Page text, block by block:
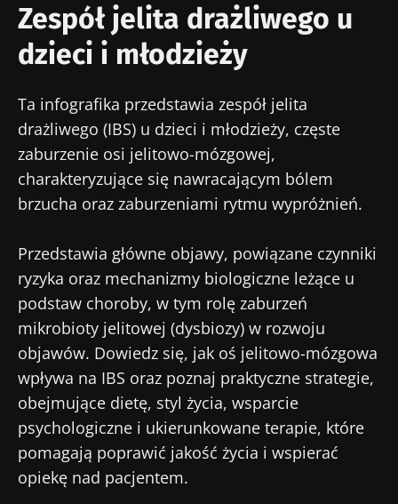
Zespół jelita drażliwego u
dzieci i młodzieży
Ta infografika przedstawia zespół jelita
drażliwego (IBS) u dzieci i młodzieży, częste
zaburzenie osi jelitowo-mózgowej,
charakteryzujące się nawracającym bólem
brzucha oraz zaburzeniami rytmu wypróżnień.
Przedstawia główne objawy, powiązane czynniki
ryzyka oraz mechanizmy biologiczne leżące u
podstaw choroby, w tym rolę zaburzeń
mikrobioty jelitowej (dysbiozy) w rozwoju
objawów. Dowiedz się, jak oś jelitowo-mózgowa
wpływa na IBS oraz poznaj praktyczne strategie,
obejmujące dietę, styl życia, wsparcie
psychologiczne i ukierunkowane terapie, które
pomagają poprawić jakość życia i wspierać
opiekę nad pacjentem.